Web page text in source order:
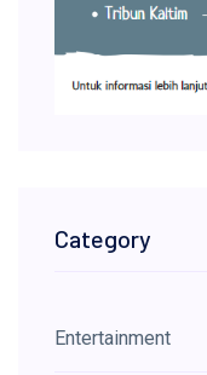
Category
Entertainment